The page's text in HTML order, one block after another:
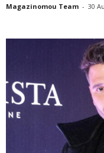
Magazinomou Team - 30